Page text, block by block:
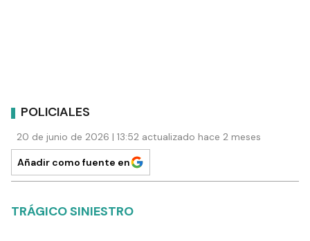
POLICIALES
20 de junio de 2026 | 13:52 actualizado hace 2 meses
Añadir como fuente en
TRÁGICO SINIESTRO